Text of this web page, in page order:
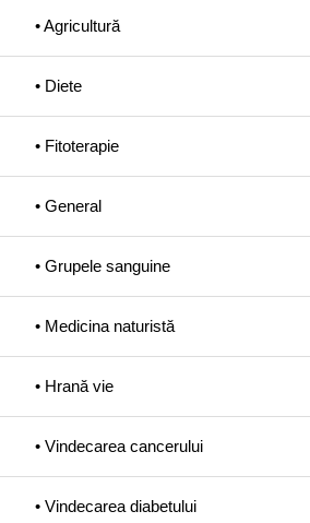
• Agricultură
• Diete
• Fitoterapie
• General
• Grupele sanguine
• Medicina naturistă
• Hrană vie
• Vindecarea cancerului
• Vindecarea diabetului